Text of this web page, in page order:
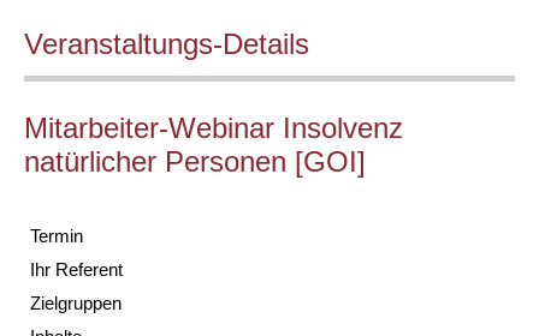
Veranstaltungs-Details
Mitarbeiter-Webinar Insolvenz
natürlicher Personen [GOI]
Termin
Ihr Referent
Zielgruppen